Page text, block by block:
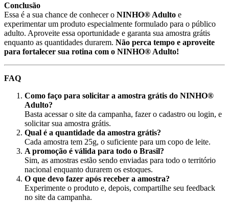
Conclusão
Essa é a sua chance de conhecer o NINHO® Adulto e
experimentar um produto especialmente formulado para o público
adulto. Aproveite essa oportunidade e garanta sua amostra grátis
enquanto as quantidades durarem. Não perca tempo e aproveite
para fortalecer sua rotina com o NINHO® Adulto!
FAQ
Como faço para solicitar a amostra grátis do NINHO®
Adulto?
Basta acessar o site da campanha, fazer o cadastro ou login, e
solicitar sua amostra grátis.
Qual é a quantidade da amostra grátis?
Cada amostra tem 25g, o suficiente para um copo de leite.
A promoção é válida para todo o Brasil?
Sim, as amostras estão sendo enviadas para todo o território
nacional enquanto durarem os estoques.
O que devo fazer após receber a amostra?
Experimente o produto e, depois, compartilhe seu feedback
no site da campanha.